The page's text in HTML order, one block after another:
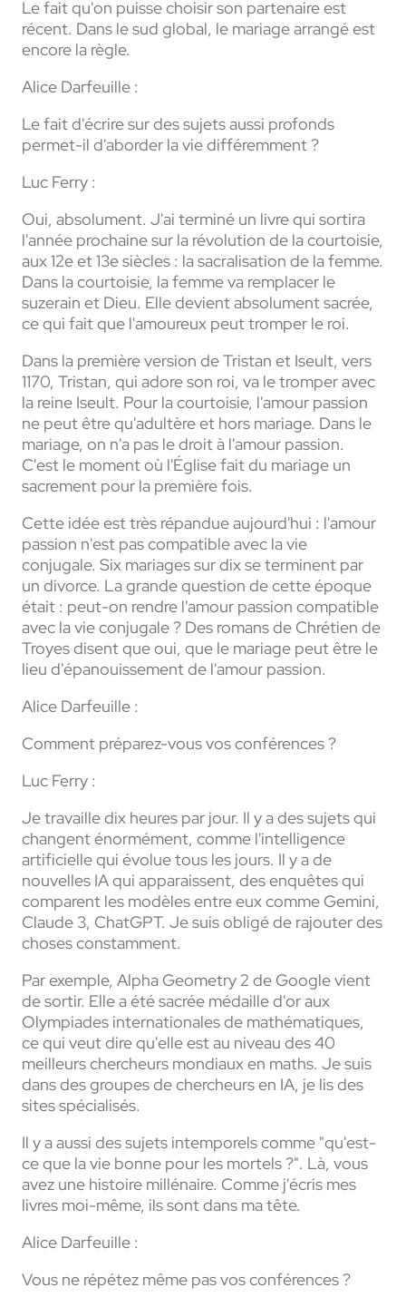
Le fait qu'on puisse choisir son partenaire est
récent. Dans le sud global, le mariage arrangé est
encore la règle.
Alice Darfeuille :
Le fait d'écrire sur des sujets aussi profonds
permet-il d'aborder la vie différemment ?
Luc Ferry :
Oui, absolument. J'ai terminé un livre qui sortira
l'année prochaine sur la révolution de la courtoisie,
aux 12e et 13e siècles : la sacralisation de la femme.
Dans la courtoisie, la femme va remplacer le
suzerain et Dieu. Elle devient absolument sacrée,
ce qui fait que l'amoureux peut tromper le roi.
Dans la première version de Tristan et Iseult, vers
1170, Tristan, qui adore son roi, va le tromper avec
la reine Iseult. Pour la courtoisie, l'amour passion
ne peut être qu'adultère et hors mariage. Dans le
mariage, on n'a pas le droit à l'amour passion.
C'est le moment où l'Église fait du mariage un
sacrement pour la première fois.
Cette idée est très répandue aujourd'hui : l'amour
passion n'est pas compatible avec la vie
conjugale. Six mariages sur dix se terminent par
un divorce. La grande question de cette époque
était : peut-on rendre l'amour passion compatible
avec la vie conjugale ? Des romans de Chrétien de
Troyes disent que oui, que le mariage peut être le
lieu d'épanouissement de l'amour passion.
Alice Darfeuille :
Comment préparez-vous vos conférences ?
Luc Ferry :
Je travaille dix heures par jour. Il y a des sujets qui
changent énormément, comme l'intelligence
artificielle qui évolue tous les jours. Il y a de
nouvelles IA qui apparaissent, des enquêtes qui
comparent les modèles entre eux comme Gemini,
Claude 3, ChatGPT. Je suis obligé de rajouter des
choses constamment.
Par exemple, Alpha Geometry 2 de Google vient
de sortir. Elle a été sacrée médaille d'or aux
Olympiades internationales de mathématiques,
ce qui veut dire qu'elle est au niveau des 40
meilleurs chercheurs mondiaux en maths. Je suis
dans des groupes de chercheurs en IA, je lis des
sites spécialisés.
Il y a aussi des sujets intemporels comme "qu'est-
ce que la vie bonne pour les mortels ?". Là, vous
avez une histoire millénaire. Comme j'écris mes
livres moi-même, ils sont dans ma tête.
Alice Darfeuille :
Vous ne répétez même pas vos conférences ?